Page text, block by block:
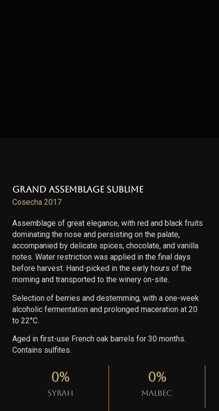
Grand Assemblage Sublime
Cosecha 2017
Assemblage of great elegance, with red and black fruits
dominating the nose and persisting on the palate,
accompanied by delicate spices, chocolate, and vanilla
notes. Water restriction was applied in the final days
before harvest. Hand-picked in the early hours of the
morning and transported to the winery on-site.
Selection of berries and destemming, with a one-week
alcoholic fermentation and prolonged maceration at 20
to 22°C.
Aged in first-use French oak barrels for 30 months.
Contains sulfites.
Syrah
0%
Malbec
0%